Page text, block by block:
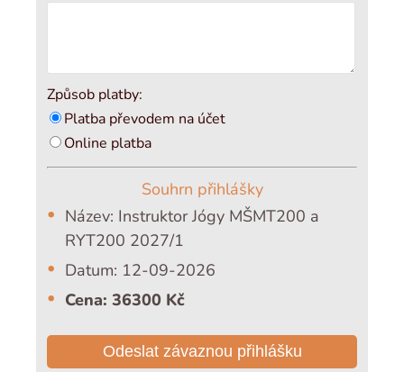
Způsob platby:
Platba převodem na účet
Online platba
Souhrn přihlášky
Název: Instruktor Jógy MŠMT200 a
RYT200 2027/1
Datum: 12-09-2026
Cena: 36300 Kč
Odeslat závaznou přihlášku